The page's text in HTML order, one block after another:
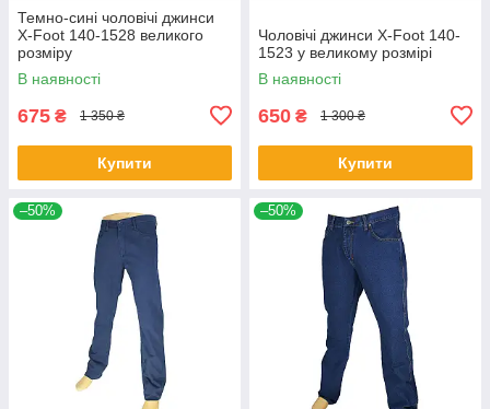
Темно-сині чоловічі джинси
X-Foot 140-1528 великого
розміру
В наявності
675 ₴ 1 350 ₴
Купити
Чоловічі джинси X-Foot 140-
1523 у великому розмірі
В наявності
650 ₴ 1 300 ₴
Купити
–50% –50%